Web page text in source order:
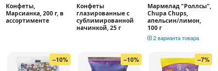
Конфеты,
Марсианка, 200 г, в
ассортименте
Конфеты
глазированные с
сублимированной
начинкой, 25 г
Мармелад "Роллсы",
Chupa Chups,
апельсин/лимон,
100 г
2 варианта товара
–10% –10% –7%